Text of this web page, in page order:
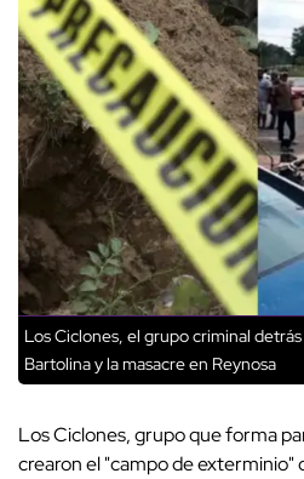
Los Ciclones, el grupo criminal
Bartolina y la masacre en Reynosa
Los Ciclones, grupo que forma
crearon el "campo de exterminio"